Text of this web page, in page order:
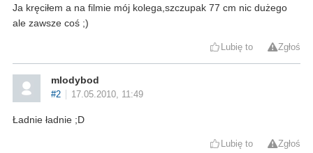
Ja kręciłem a na filmie mój kolega,szczupak 77 cm nic dużego
ale zawsze coś ;)
Lubię to Zgłoś
mlodybod
#2 17.05.2010, 11:49
Ładnie ładnie ;D
Lubię to Zgłoś